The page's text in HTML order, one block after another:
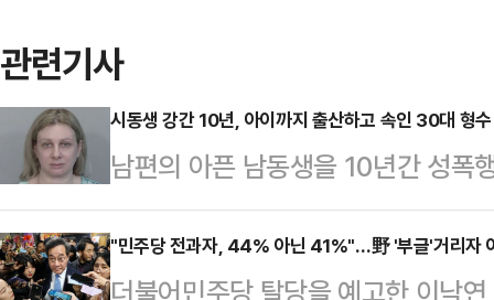
관련기사
시동생 강간 10년, 아이까지 출산하고 속인 30대 형수
남편의 아픈 남동생을 10년간 성폭
건이 알려지면서 미국 사회가 큰
다주 먼로 카운티 경찰에 따르면
"민주당 전과자, 44% 아닌 41%"…野 '부글'거리자
더불어민주당 탈당을 예고한 이낙